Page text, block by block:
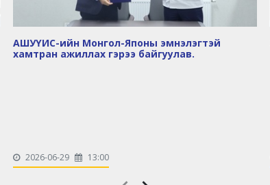
АШУҮИС-ийн Монгол-Японы эмнэлэгтэй
хамтран ажиллах гэрээ байгуулав.
2026-06-29 13:00